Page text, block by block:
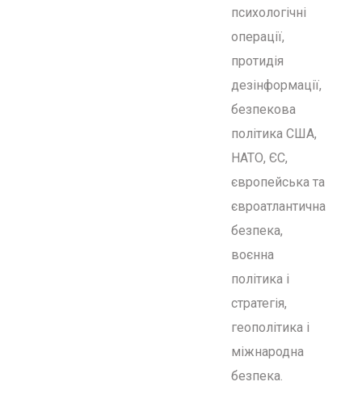
психологічні
операції,
протидія
дезінформації,
безпекова
політика США,
НАТО, ЄС,
європейська та
євроатлантична
безпека,
воєнна
політика і
стратегія,
геополітика і
міжнародна
безпека.